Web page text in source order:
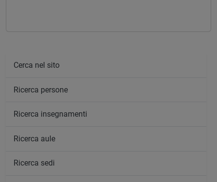
Cerca nel sito
Ricerca persone
Ricerca insegnamenti
Ricerca aule
Ricerca sedi